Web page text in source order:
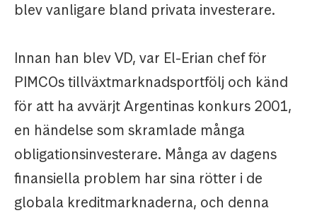
blev vanligare bland privata investerare.
Innan han blev VD, var El-Erian chef för
PIMCOs tillväxtmarknadsportfölj och känd
för att ha avvärjt Argentinas konkurs 2001,
en händelse som skramlade många
obligationsinvesterare. Många av dagens
finansiella problem har sina rötter i de
globala kreditmarknaderna, och denna